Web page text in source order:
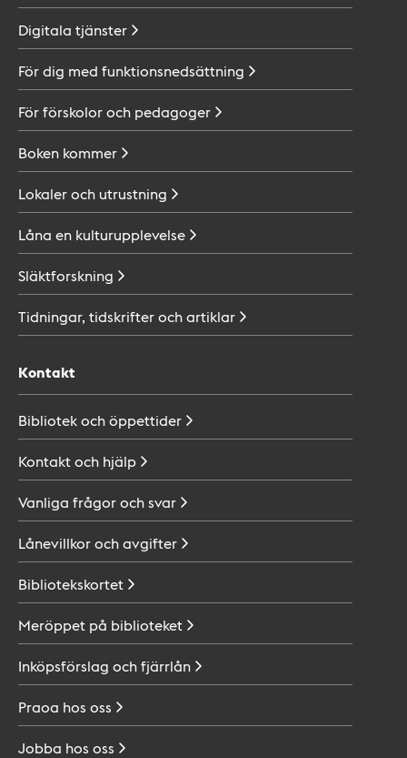
Digitala tjänster
För dig med funktionsnedsättning
För förskolor och pedagoger
Boken kommer
Lokaler och utrustning
Låna en kulturupplevelse
Släktforskning
Tidningar, tidskrifter ochartiklar
Kontakt
Bibliotek ochöppettider
Kontakt och hjälp
Vanliga frågor ochsvar
Lånevillkor ochavgifter
Bibliotekskortet
Meröppet på biblioteket
Inköpsförslag ochfjärrlån
Praoa hos oss
Jobba hos oss